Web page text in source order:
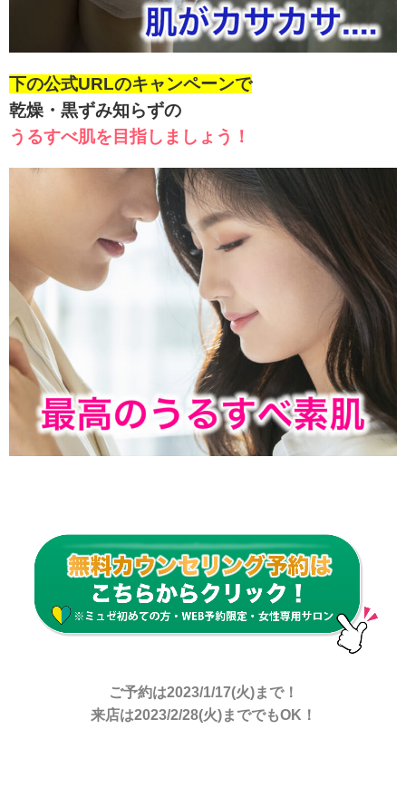
下の公式URLのキャンペーンで
乾燥・黒ずみ知らずの
うるすべ肌を目指しましょう！
ご予約は2023/1/17(火)まで！
来店は2023/2/28(火)まででもOK！